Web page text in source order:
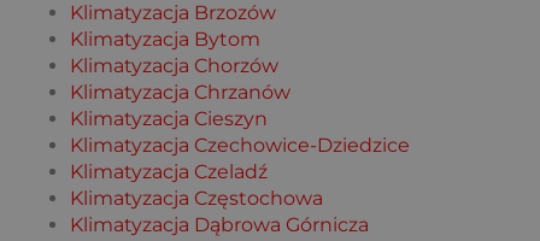
Klimatyzacja Brzozów
Klimatyzacja Bytom
Klimatyzacja Chorzów
Klimatyzacja Chrzanów
Klimatyzacja Cieszyn
Klimatyzacja Czechowice-Dziedzice
Klimatyzacja Czeladź
Klimatyzacja Częstochowa
Klimatyzacja Dąbrowa Górnicza